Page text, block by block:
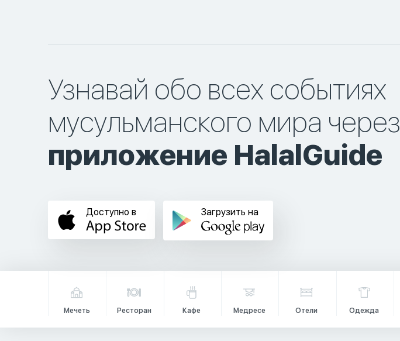
Узнавай обо всех событиях
мусульманского мира через
приложение HalalGuide
Доступно в Загрузить на
Мечеть Ресторан Кафе Медресе Отели Одежда